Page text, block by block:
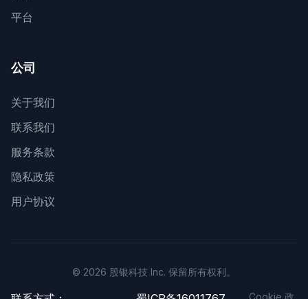
平台
公司
关于我们
联系我们
服务条款
隐私政策
用户协议
© 2026 股银科技 Inc. 保留所有权利。
Cookie 政